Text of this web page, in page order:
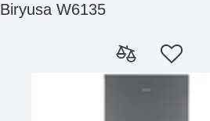
Biryusa W6135